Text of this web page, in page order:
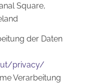
Square,
der Daten
privacy/
Verarbeitung